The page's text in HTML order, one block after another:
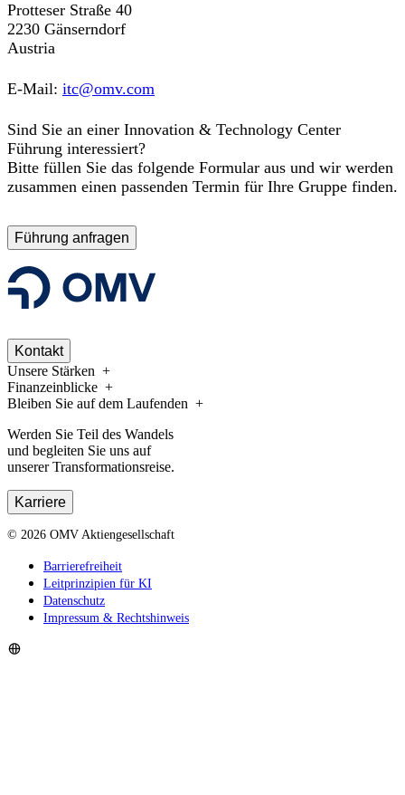
Protteser Straße 40
2230 Gänserndorf
Austria
E-Mail: itc@omv.com
Sind Sie an einer Innovation & Technology Center
Führung interessiert?
Bitte füllen Sie das folgende Formular aus und wir werden
zusammen einen passenden Termin für Ihre Gruppe finden.
Führung anfragen
Kontakt
Unsere Stärken
Finanzeinblicke
Bleiben Sie auf dem Laufenden
Werden Sie Teil des Wandels
und begleiten Sie uns auf
unserer Transformationsreise.
Karriere
© 2026 OMV Aktiengesellschaft
Barrierefreiheit
Leitprinzipien für KI
Datenschutz
Impressum & Rechtshinweis